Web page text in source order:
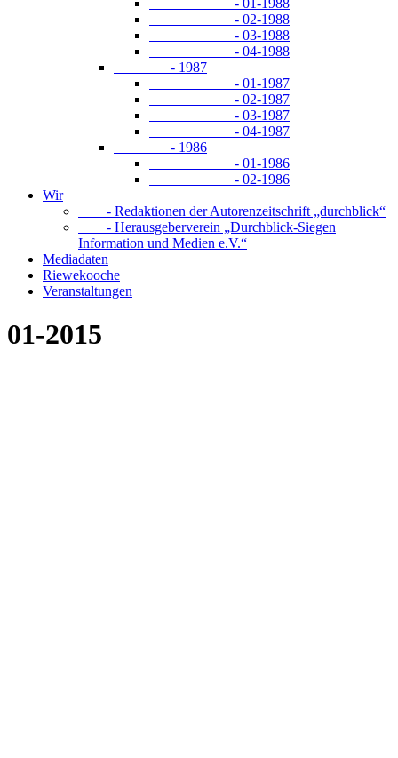
- 01-1988
- 02-1988
- 03-1988
- 04-1988
- 1987
- 01-1987
- 02-1987
- 03-1987
- 04-1987
- 1986
- 01-1986
- 02-1986
Wir
- Redaktionen der Autorenzeitschrift „durchblick“
- Herausgeberverein „Durchblick-Siegen
Information und Medien e.V.“
Mediadaten
Riewekooche
Veranstaltungen
01-2015